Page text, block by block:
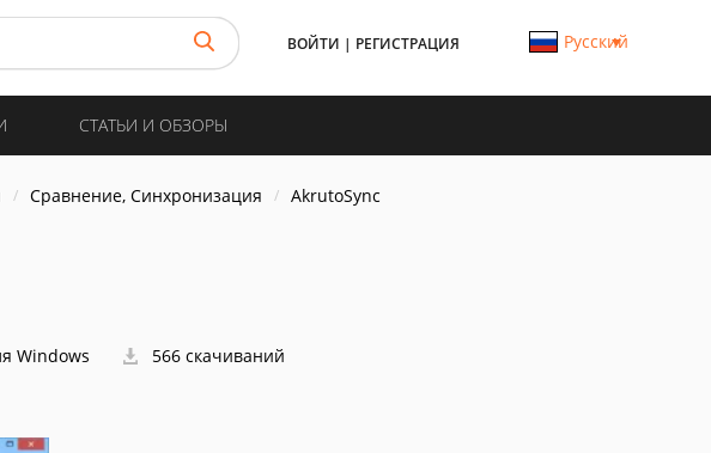
ВОЙТИ | РЕГИСТРАЦИЯ Русский
СТАТЬИ И ОБЗОРЫ
Сравнение, Синхронизация AkrutoSync
Windows 566 скачиваний